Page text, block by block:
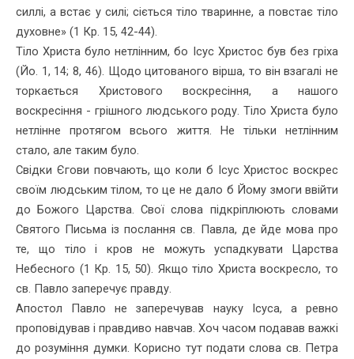
силлі, а встає у силі; сіється тіло тваринне, а повстає тіло
духовне» (1 Кр. 15, 42-44).
Тіло Христа було нетлінним, бо Ісус Христос був без гріха
(Йо. 1, 14; 8, 46). Щодо цитованого вірша, то він взагалі не
торкається Хрис­тового воскресіння, а нашого
воскресіння - грішного людського роду. Тіло Христа було
нетлінне протягом всього життя. Не тільки нетлінним
стало, але таким було.
Свідки Єгови повчають, що коли б Ісус Христос воскрес
своїм людським тілом, то це не дало б Йому змоги ввійти
до Божого Царства. Свої слова підкріплюють словами
Святого Письма із пос­лання св. Павла, де йде мова про
те, що тіло і кров не можуть успад­кувати Царства
Небесного (1 Кр. 15, 50). Якщо тіло Христа воскресло, то
св. Павло заперечує правду.
Апостол Павло не заперечував науку Ісуса, а ревно
проповідував і правдиво навчав. Хоч часом подавав важкі
до розуміння думки. Корисно тут подати слова св. Петра